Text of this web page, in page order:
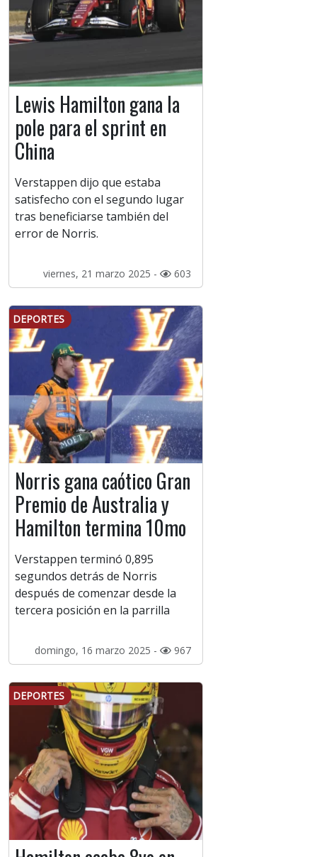
Lewis Hamilton gana la
pole para el sprint en
China
Verstappen dijo que estaba
satisfecho con el segundo lugar
tras beneficiarse también del
error de Norris.
viernes, 21 marzo 2025 - 603
DEPORTES
Norris gana caótico Gran
Premio de Australia y
Hamilton termina 10mo
Verstappen terminó 0,895
segundos detrás de Norris
después de comenzar desde la
tercera posición en la parrilla
domingo, 16 marzo 2025 - 967
DEPORTES